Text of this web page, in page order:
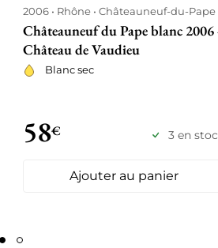
2006 Rhône Châteauneuf-du-Pape
Châteauneuf du Pape blanc 2006
Château de Vaudieu
Blanc sec
58€ 3 en
Ajouter au panier